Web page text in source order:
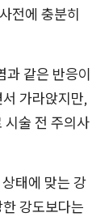
전에 충분히
과 같은 반응이
가라앉지만,
시술 전 주의사
태에 맞는 강
강도보다는